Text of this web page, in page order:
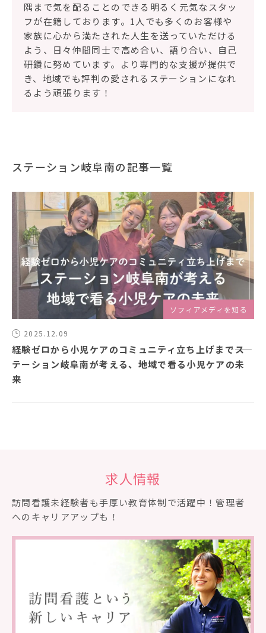
隅まで気を配ることのできる明るく元気なスタッ
フが在籍しております。1人でも多くのお客様や
家族に心から満たされた人生を送っていただける
よう、日々仲間同士で高め合い、語り合い、自己
研鑽に努めています。より専門的な支援が提供で
き、地域でも評判の愛されるステーションになれ
るよう頑張ります！
ステーション岐阜南の記事一覧
ソフィアメディを知る
2025.12.09
経験ゼロから小児ケアのコミュニティ立ち上げまで――ス
テーション岐阜南が考える、地域で看る小児ケアの未
来
求人情報
訪問看護未経験者も⼿厚い教育体制で活躍中！管理者
へのキャリアアップも！